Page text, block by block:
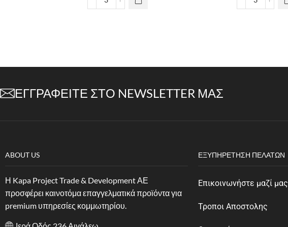
ΕΓΓΡΑΦΕΊΤΕ ΣΤΟ NEWSLETTER ΜΑΣ
ABOUT US
Η Kapa Project Trade & Development ΑΕ
προσφέρει καινοτόμα επαγγελματικά προϊόντα για
premium υπηρεσίες κομμωτηρίου.
ΕΞΥΠΗΡΈΤΗΣΗ ΠΕΛΑΤΏΝ
Επικοινωνήστε μαζί μας
Τροποι Αποστολης